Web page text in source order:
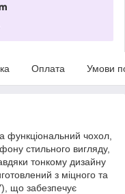
Оплата Умови
функціональний чохол,
стильного вигляду,
тонкому дизайну
з міцного та
що забезпечує